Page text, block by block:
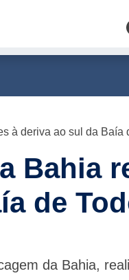
à deriva ao sul da Baía
Bahia
de
da Bahia,